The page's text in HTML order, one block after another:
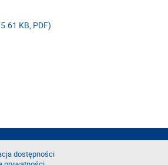
KB, PDF)
dostępności